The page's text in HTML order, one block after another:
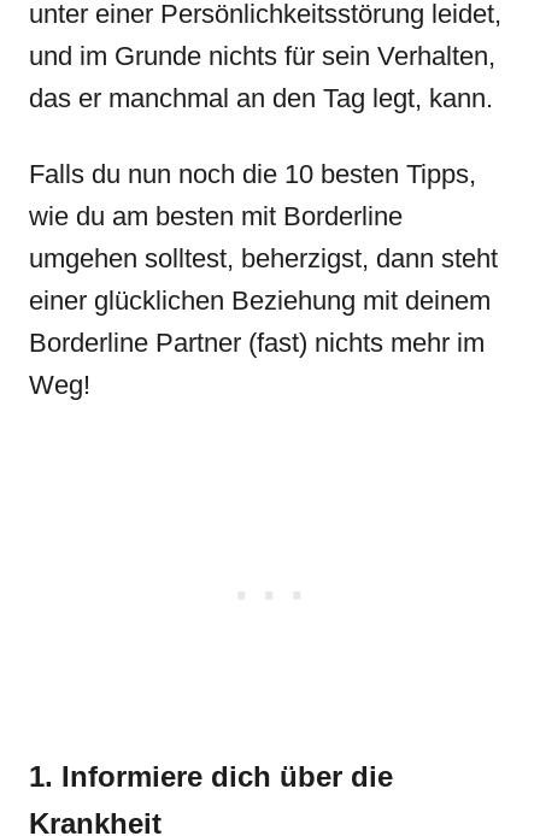
unter einer Persönlichkeitsstörung leidet,
und im Grunde nichts für sein Verhalten,
das er manchmal an den Tag legt, kann.
Falls du nun noch die 10 besten Tipps,
wie du am besten mit Borderline
umgehen solltest, beherzigst, dann steht
einer glücklichen Beziehung mit deinem
Borderline Partner (fast) nichts mehr im
Weg!
1. Informiere dich über die
Krankheit